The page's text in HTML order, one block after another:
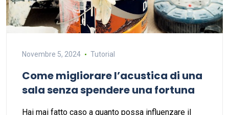
Novembre 5, 2024 Tutorial
Come migliorare l’acustica di una
sala senza spendere una fortuna
Hai mai fatto caso a quanto possa influenzare il